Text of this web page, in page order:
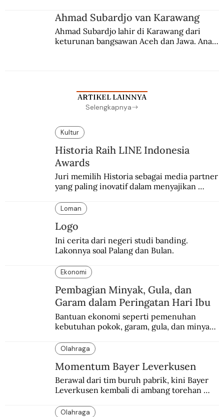
Ahmad Subardjo van Karawang
Ahmad Subardjo lahir di Karawang dari
keturunan bangsawan Aceh dan Jawa. Anak
ARTIKEL LAINNYA
Selengkapnya
Kultur
Historia Raih LINE Indonesia
Awards
Juri memilih Historia sebagai media partner
yang paling inovatif dalam menyajikan
Loman
Logo
Ini cerita dari negeri studi banding.
Lakonnya soal Palang dan Bulan.
Ekonomi
Pembagian Minyak, Gula, dan
Garam dalam Peringatan Hari Ibu
Bantuan ekonomi seperti pemenuhan
kebutuhan pokok, garam, gula, dan minyak
peringatan Hari Ibu.
Olahraga
Momentum Bayer Leverkusen
Berawal dari tim buruh pabrik, kini Bayer
Leverkusen kembali di ambang torehan
“Neverkusen”.
Olahraga